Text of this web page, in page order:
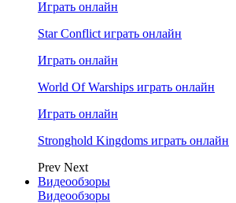
Играть онлайн
Star Conflict играть онлайн
Играть онлайн
World Of Warships играть онлайн
Играть онлайн
Stronghold Kingdoms играть онлайн
Prev Next
Видеообзоры
Видеообзоры